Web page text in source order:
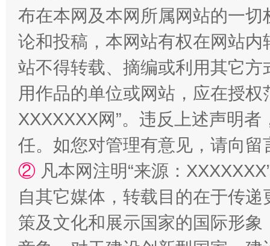
站台名比不上好声名
布在本网及本网所属网站的一
论和投稿，本网站有权在网站
站不得转载、摘编或利用其它
用作品的单位或网站，应在授
XXXXXXX网”。违反上述声明
任。如您对管理有意见，请向
② 凡本网注明“来源：
自其它媒体，转载目的在于传
策及文化和展示国家的国际形